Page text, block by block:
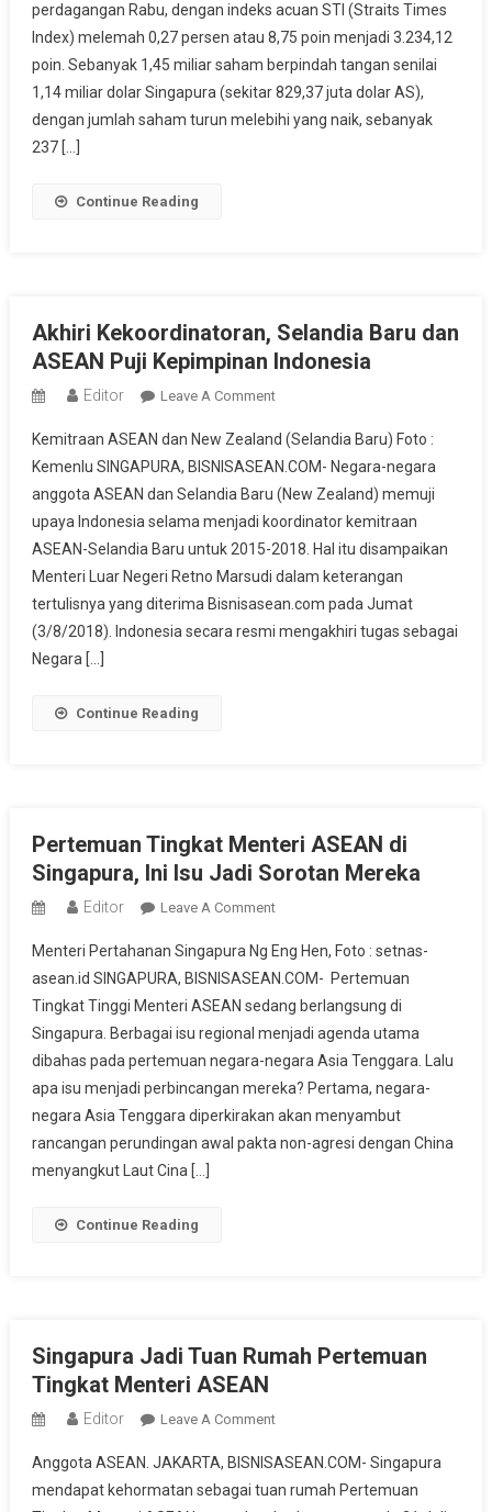
Berguguran
perdagangan Rabu, dengan indeks acuan STI (Straits Times
Index) melemah 0,27 persen atau 8,75 poin menjadi 3.234,12
poin. Sebanyak 1,45 miliar saham berpindah tangan senilai
1,14 miliar dolar Singapura (sekitar 829,37 juta dolar AS),
dengan jumlah saham turun melebihi yang naik, sebanyak
237 […]
Continue Reading
Akhiri Kekoordinatoran, Selandia Baru dan
ASEAN Puji Kepimpinan Indonesia
Editor Leave A CommentOn
Kekoordinatoran,
Selandia
Baru
Dan
ASEAN
Puji
Kepimpinan
Indonesia
Kemitraan ASEAN dan New Zealand (Selandia Baru) Foto :
Kemenlu SINGAPURA, BISNISASEAN.COM- Negara-negara
anggota ASEAN dan Selandia Baru (New Zealand) memuji
upaya Indonesia selama menjadi koordinator kemitraan
ASEAN-Selandia Baru untuk 2015-2018. Hal itu disampaikan
Menteri Luar Negeri Retno Marsudi dalam keterangan
tertulisnya yang diterima Bisnisasean.com pada Jumat
(3/8/2018). Indonesia secara resmi mengakhiri tugas sebagai
Negara […]
Continue Reading
Pertemuan Tingkat Menteri ASEAN di
Singapura, Ini Isu Jadi Sorotan Mereka
Editor Leave A CommentOn
Tingkat
Menteri
ASEAN
Di
Singapura,
Ini
Isu
Menteri Pertahanan Singapura Ng Eng Hen, Foto : setnas-
asean.id SINGAPURA, BISNISASEAN.COM- Pertemuan
Tingkat Tinggi Menteri ASEAN sedang berlangsung di
Singapura. Berbagai isu regional menjadi agenda utama
dibahas pada pertemuan negara-negara Asia Tenggara. Lalu
apa isu menjadi perbincangan mereka? Pertama, negara-
negara Asia Tenggara diperkirakan akan menyambut
rancangan perundingan awal pakta non-agresi dengan China
menyangkut Laut Cina […]
Continue Reading
Singapura Jadi Tuan Rumah Pertemuan
Tingkat Menteri ASEAN
Editor Leave A CommentOn
Jadi
Tuan
Anggota ASEAN. JAKARTA, BISNISASEAN.COM- Singapura
mendapat kehormatan sebagai tuan rumah Pertemuan